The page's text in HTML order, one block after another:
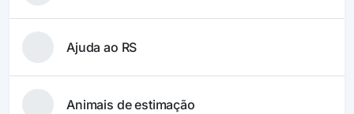
Ajuda ao RS
Animais de estimação